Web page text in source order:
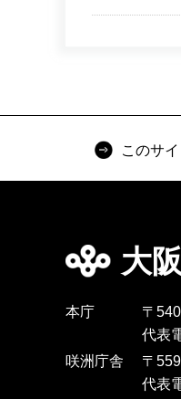
このサ
大
本庁
〒
代表
咲洲庁舎
〒
代表